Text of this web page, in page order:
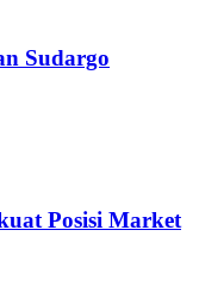
Sudargo
Posisi Market